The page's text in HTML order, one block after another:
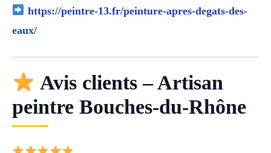
https://peintre-13.fr/peinture-apres-degats-des-
eaux/
Avis clients – Artisan
peintre Bouches-du-Rhône